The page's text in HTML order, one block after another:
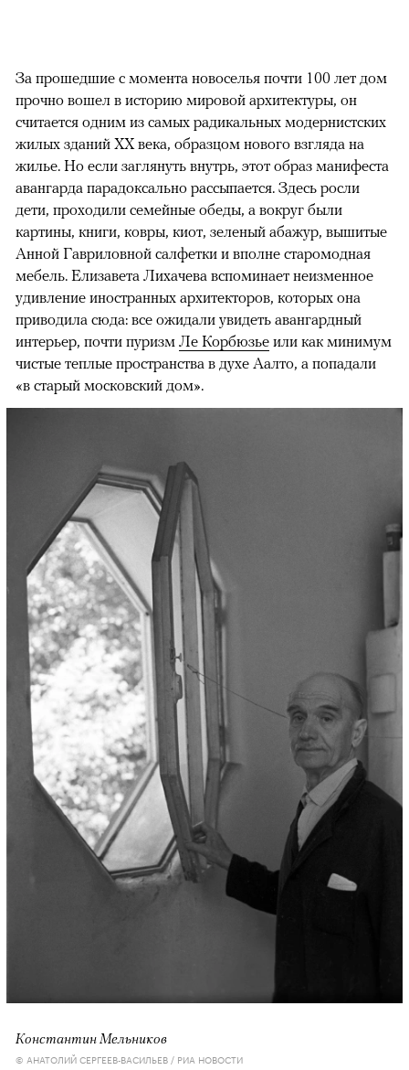
За прошедшие с момента новоселья почти 100 лет дом
прочно вошел в историю мировой архитектуры, он
считается одним из самых радикальных модернистских
жилых зданий XX века, образцом нового взгляда на
жилье. Но если заглянуть внутрь, этот образ манифеста
авангарда парадоксально рассыпается. Здесь росли
дети, проходили семейные обеды, а вокруг были
картины, книги, ковры, киот, зеленый абажур, вышитые
Анной Гавриловной салфетки и вполне старомодная
мебель. Елизавета Лихачева вспоминает неизменное
удивление иностранных архитекторов, которых она
приводила сюда: все ожидали увидеть авангардный
интерьер, почти пуризм Ле Корбюзье или как минимум
чистые теплые пространства в духе Аалто, а попадали
«в старый московский дом».
Константин Мельников
© АНАТОЛИЙ СЕРГЕЕВ-ВАСИЛЬЕВ / РИА НОВОСТИ